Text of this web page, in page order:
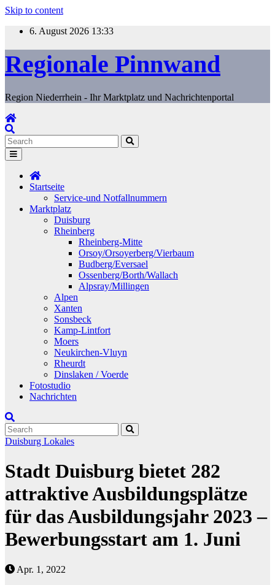
Skip to content
6. August 2026 13:33
Regionale Pinnwand
Region Niederrhein - Ihr Marktplatz und Nachrichtenportal
Startseite
Service-und Notfallnummern
Marktplatz
Duisburg
Rheinberg
Rheinberg-Mitte
Orsoy/Orsoyerberg/Vierbaum
Budberg/Eversael
Ossenberg/Borth/Wallach
Alpsray/Millingen
Alpen
Xanten
Sonsbeck
Kamp-Lintfort
Moers
Neukirchen-Vluyn
Rheurdt
Dinslaken / Voerde
Fotostudio
Nachrichten
Duisburg Lokales
Stadt Duisburg bietet 282
attraktive Ausbildungsplätze
für das Ausbildungsjahr 2023 –
Bewerbungsstart am 1. Juni
Apr. 1, 2022